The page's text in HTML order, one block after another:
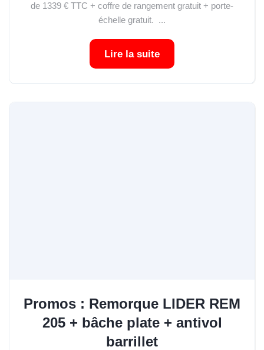
de 1339 € TTC + coffre de rangement gratuit + porte-
échelle gratuit. ...
Lire la suite
Promos : Remorque LIDER REM
205 + bâche plate + antivol
barrillet